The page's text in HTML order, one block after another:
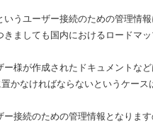
いうユーザー接続のための管理情
きましても国内におけるロードマ
ー様が作成されたドキュメントな
かなければならないというケース
ー接続のための管理情報となりま